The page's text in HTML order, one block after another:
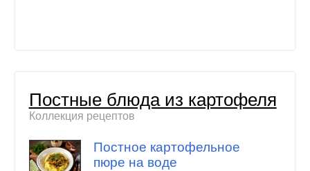
Постные блюда из картофеля
Коллекция рецептов
Постное картофельное
пюре на воде